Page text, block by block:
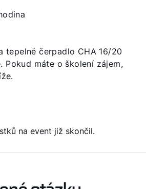
tepelné čerpadlo CHA 16/20
Pokud máte o školení zájem,
na event již skončil.